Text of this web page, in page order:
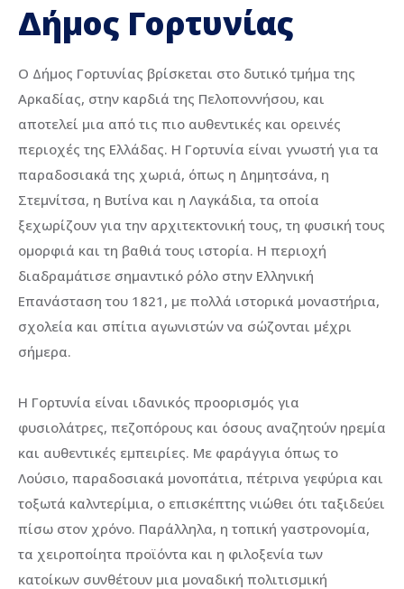
Δήμος Γορτυνίας
Ο Δήμος Γορτυνίας βρίσκεται στο δυτικό τμήμα της
Αρκαδίας, στην καρδιά της Πελοποννήσου, και
αποτελεί μια από τις πιο αυθεντικές και ορεινές
περιοχές της Ελλάδας. Η Γορτυνία είναι γνωστή για τα
παραδοσιακά της χωριά, όπως η Δημητσάνα, η
Στεμνίτσα, η Βυτίνα και η Λαγκάδια, τα οποία
ξεχωρίζουν για την αρχιτεκτονική τους, τη φυσική τους
ομορφιά και τη βαθιά τους ιστορία. Η περιοχή
διαδραμάτισε σημαντικό ρόλο στην Ελληνική
Επανάσταση του 1821, με πολλά ιστορικά μοναστήρια,
σχολεία και σπίτια αγωνιστών να σώζονται μέχρι
σήμερα.
Η Γορτυνία είναι ιδανικός προορισμός για
φυσιολάτρες, πεζοπόρους και όσους αναζητούν ηρεμία
και αυθεντικές εμπειρίες. Με φαράγγια όπως το
Λούσιο, παραδοσιακά μονοπάτια, πέτρινα γεφύρια και
τοξωτά καλντερίμια, ο επισκέπτης νιώθει ότι ταξιδεύει
πίσω στον χρόνο. Παράλληλα, η τοπική γαστρονομία,
τα χειροποίητα προϊόντα και η φιλοξενία των
κατοίκων συνθέτουν μια μοναδική πολιτισμική